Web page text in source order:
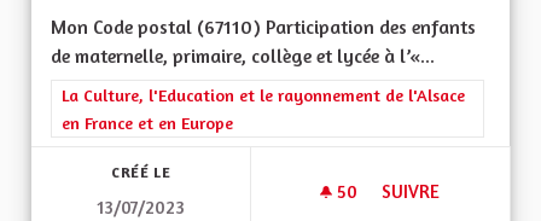
Mon Code postal (67110) Participation des enfants
de maternelle, primaire, collège et lycée à l’«...
Filtrer les résultats de la catégorie : La Culture, l'Education et
La Culture, l'Education et le rayonnement de l'Alsace
en France et en Europe
CRÉÉ LE
13/07/2023
50 50 ABONNÉS
SUIVRE